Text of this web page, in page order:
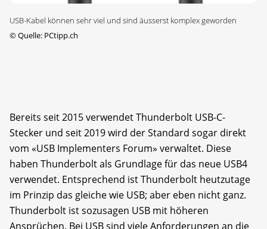
USB-Kabel können sehr viel und sind äusserst komplex geworden
©Quelle: PCtipp.ch
Bereits seit 2015 verwendet Thunderbolt USB-C-
Stecker und seit 2019 wird der Standard sogar direkt
vom «USB Implementers Forum» verwaltet. Diese
haben Thunderbolt als Grundlage für das neue USB4
verwendet. Entsprechend ist Thunderbolt heutzutage
im Prinzip das gleiche wie USB; aber eben nicht ganz.
Thunderbolt ist sozusagen USB mit höheren
Ansprüchen. Bei USB sind viele Anforderungen an die